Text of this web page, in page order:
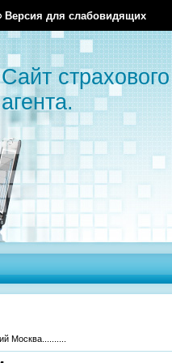
Версия для слабовидящих
Сайт страхового
агента.
Москва..........